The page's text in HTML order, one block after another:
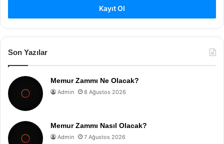
Kayıt Ol
Son Yazılar
Memur Zammı Ne Olacak?
Admin 8 Ağustos 2026
Memur Zammı Nasıl Olacak?
Admin 7 Ağustos 2026